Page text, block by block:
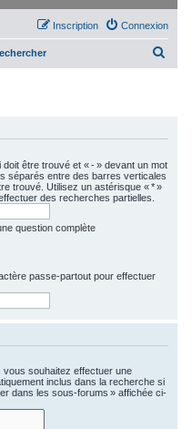
Connexion
Inscription
e
r
être trouvé et « - » devant un mot
séparés entre des barres verticales
trouvé. Utilisez un astérisque « * »
des recherches partielles.
question complète
passe-partout pour effectuer
vous souhaitez effectuer une
inclus dans la recherche si
dans les sous-forums » affichée ci-